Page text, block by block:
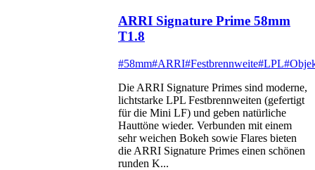
ARRI Signature Prime 58mm
T1.8
#58mm#ARRI#Festbrennweite#LPL
Die ARRI Signature Primes sind moderne,
lichtstarke LPL Festbrennweiten (gefertigt
für die Mini LF) und geben natürliche
Hauttöne wieder. Verbunden mit einem
sehr weichen Bokeh sowie Flares bieten
die ARRI Signature Primes einen schönen
runden K...